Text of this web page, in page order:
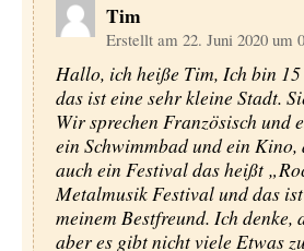
Tim
Erstellt am 22. Juni 2020 um
Hallo, ich heiße Tim, Ich bin
das ist eine sehr kleine Stadt.
Wir sprechen Französisch und
ein Schwimmbad und ein
auch ein Festival das heißt
Metalmusik Festival und das
meinem Bestfreund. Ich
aber es gibt nicht viele Etwas